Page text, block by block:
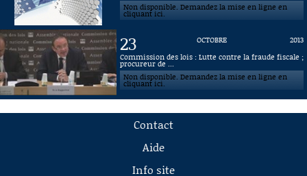
Non disponible. Demandez la mise en ligne en
cliquant ici.
23 OCTOBRE
2013
Commission des lois : Lutte contre la fraude fiscale ;
procureur de ...
Non disponible. Demandez la mise en ligne en
cliquant ici.
Contact
Aide
Info site